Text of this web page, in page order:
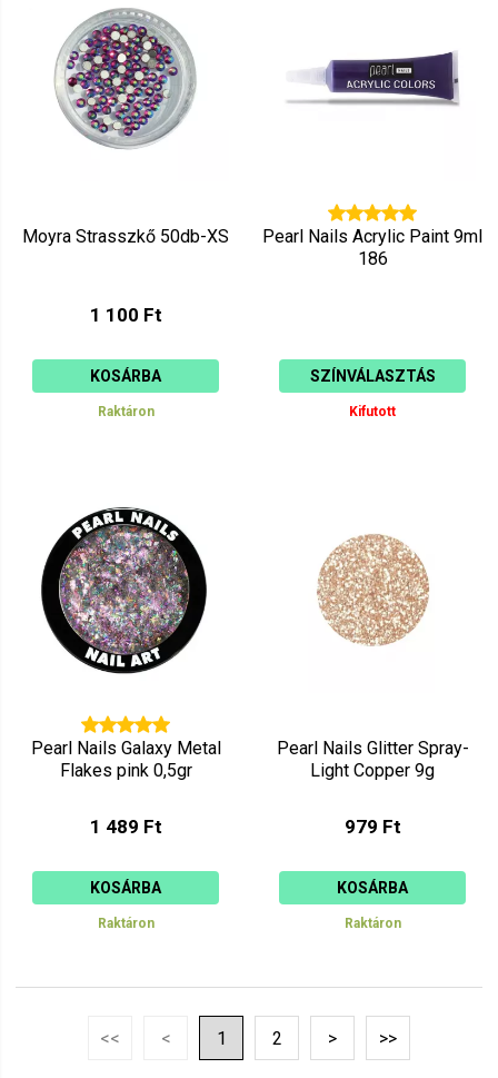
Moyra Strasszkő 50db-XS
1 100 Ft
KOSÁRBA
Raktáron
Pearl Nails Acrylic Paint 9ml
186
SZÍNVÁLASZTÁS
Kifutott
Pearl Nails Galaxy Metal
Flakes pink 0,5gr
1 489 Ft
KOSÁRBA
Raktáron
Pearl Nails Glitter Spray-
Light Copper 9g
979 Ft
KOSÁRBA
Raktáron
<< < 1 2 > >>